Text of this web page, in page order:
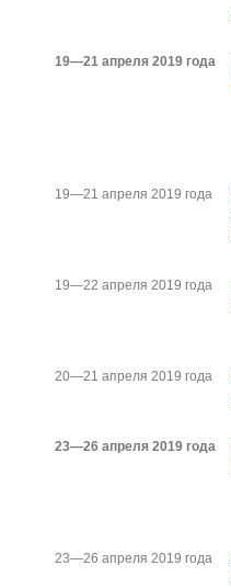
19—21 апреля 2019 года
19—21 апреля 2019 года
19—22 апреля 2019 года
20—21 апреля 2019 года
23—26 апреля 2019 года
23—26 апреля 2019 года